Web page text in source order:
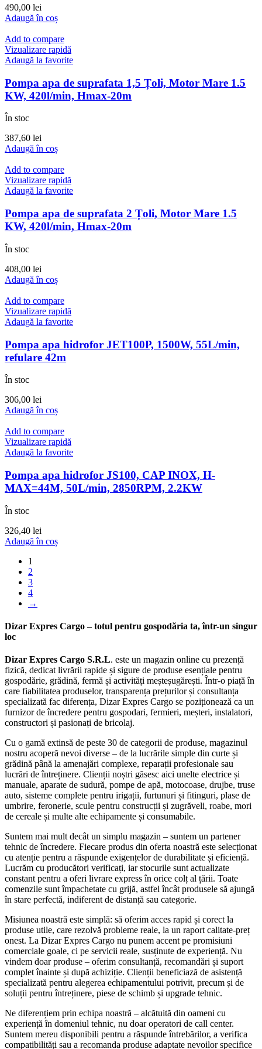
490,00 lei
Adaugă în coș
Add to compare
Vizualizare rapidă
Adaugă la favorite
Pompa apa de suprafata 1,5 Țoli, Motor Mare 1.5
KW, 420l/min, Hmax-20m
În stoc
387,60 lei
Adaugă în coș
Add to compare
Vizualizare rapidă
Adaugă la favorite
Pompa apa de suprafata 2 Țoli, Motor Mare 1.5
KW, 420l/min, Hmax-20m
În stoc
408,00 lei
Adaugă în coș
Add to compare
Vizualizare rapidă
Adaugă la favorite
Pompa apa hidrofor JET100P, 1500W, 55L/min,
refulare 42m
În stoc
306,00 lei
Adaugă în coș
Add to compare
Vizualizare rapidă
Adaugă la favorite
Pompa apa hidrofor JS100, CAP INOX, H-
MAX=44M, 50L/min, 2850RPM, 2.2KW
În stoc
326,40 lei
Adaugă în coș
1
2
3
4
→
Dizar Expres Cargo – totul pentru gospodăria ta, într-un singur
loc
Dizar Expres Cargo S.R.L. este un magazin online cu prezență
fizică, dedicat livrării rapide și sigure de produse esențiale pentru
gospodărie, grădină, fermă și activități meșteșugărești. Într-o piață în
care fiabilitatea produselor, transparența prețurilor și consultanța
specializată fac diferența, Dizar Expres Cargo se poziționează ca un
furnizor de încredere pentru gospodari, fermieri, meșteri, instalatori,
constructori și pasionați de bricolaj.
Cu o gamă extinsă de peste 30 de categorii de produse, magazinul
nostru acoperă nevoi diverse – de la lucrările simple din curte și
grădină până la amenajări complexe, reparații profesionale sau
lucrări de întreținere. Clienții noștri găsesc aici unelte electrice și
manuale, aparate de sudură, pompe de apă, motocoase, drujbe, truse
auto, sisteme complete pentru irigații, furtunuri și fitinguri, plase de
umbrire, feronerie, scule pentru construcții și zugrăveli, roabe, mori
de cereale și multe alte echipamente și consumabile.
Suntem mai mult decât un simplu magazin – suntem un partener
tehnic de încredere. Fiecare produs din oferta noastră este selecționat
cu atenție pentru a răspunde exigențelor de durabilitate și eficiență.
Lucrăm cu producători verificați, iar stocurile sunt actualizate
constant pentru a oferi livrare express în orice colț al țării. Toate
comenzile sunt împachetate cu grijă, astfel încât produsele să ajungă
în stare perfectă, indiferent de distanță sau categorie.
Misiunea noastră este simplă: să oferim acces rapid și corect la
produse utile, care rezolvă probleme reale, la un raport calitate-preț
onest. La Dizar Expres Cargo nu punem accent pe promisiuni
comerciale goale, ci pe servicii reale, susținute de experiență. Nu
vindem doar produse – oferim consultanță, recomandări și suport
complet înainte și după achiziție. Clienții beneficiază de asistență
specializată pentru alegerea echipamentului potrivit, precum și de
soluții pentru întreținere, piese de schimb și upgrade tehnic.
Ne diferențiem prin echipa noastră – alcătuită din oameni cu
experiență în domeniul tehnic, nu doar operatori de call center.
Suntem mereu disponibili pentru a răspunde întrebărilor, a verifica
compatibilități sau a recomanda produse adaptate nevoilor specifice